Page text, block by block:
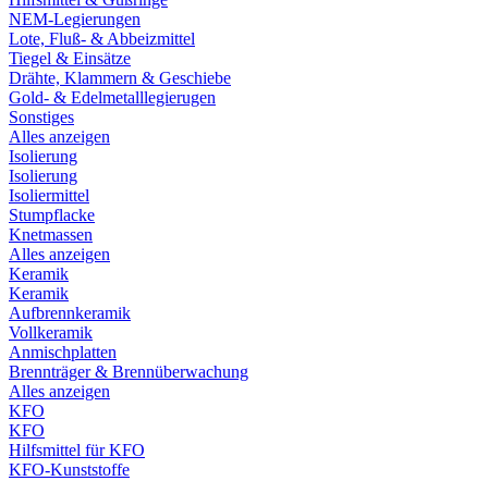
NEM-Legierungen
Lote, Fluß- & Abbeizmittel
Tiegel & Einsätze
Drähte, Klammern & Geschiebe
Gold- & Edelmetalllegierugen
Sonstiges
Alles anzeigen
Isolierung
Isolierung
Isoliermittel
Stumpflacke
Knetmassen
Alles anzeigen
Keramik
Keramik
Aufbrennkeramik
Vollkeramik
Anmischplatten
Brennträger & Brennüberwachung
Alles anzeigen
KFO
KFO
Hilfsmittel für KFO
KFO-Kunststoffe